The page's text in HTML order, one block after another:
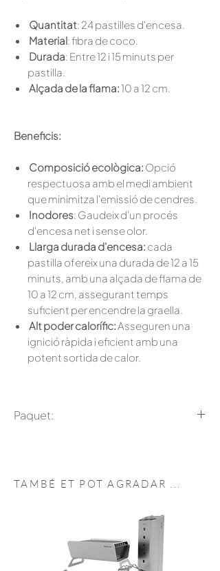
Quantitat: 24 pastilles d'encesa.
Material: fibra de coco.
Durada: Entre 12 i 15 minuts per
pastilla.
Alçada de la flama:10 a 12 cm.
Beneficis:
Composició ecològica: Opció
respectuosa amb el medi ambient
que minimitza l'emissió de cendres.
Inodores: Gaudeix d'un procés
d'encesa net i sense olor.
Llarga durada d'encesa: cada
pastilla ofereix una durada de 12 a 15
minuts, amb una alçada de flama de
10 a 12 cm, assegurant temps
suficient per encendre la graella.
Alt poder calorífic: Asseguren una
ignició ràpida i eficient amb una
potent sortida de calor.
Paquet:
TAMBÉ ET POT AGRADAR ...